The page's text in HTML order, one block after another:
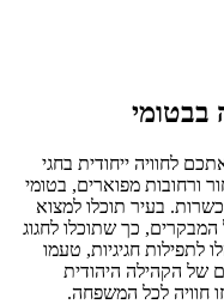
בבטומי
לחוויה ייחודית בחגי
ורחובות מפוארים, בטומי
בעיר תוכלו למצוא
כך שתוכלו לחגוג
לתפילות חגיגיות, טעמו
של הקהילה היהודית
חוויה לכל המשפחה.